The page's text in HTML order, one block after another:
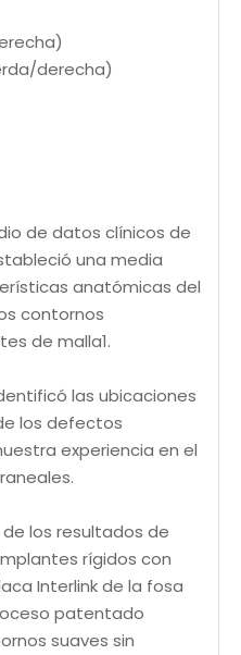
derecha)
de datos clínicos de
una media
anatómicas del
contornos
de malla1.
las ubicaciones
los defectos
experiencia en el
los resultados de
rígidos con
Interlink de la fosa
patentado
suaves sin